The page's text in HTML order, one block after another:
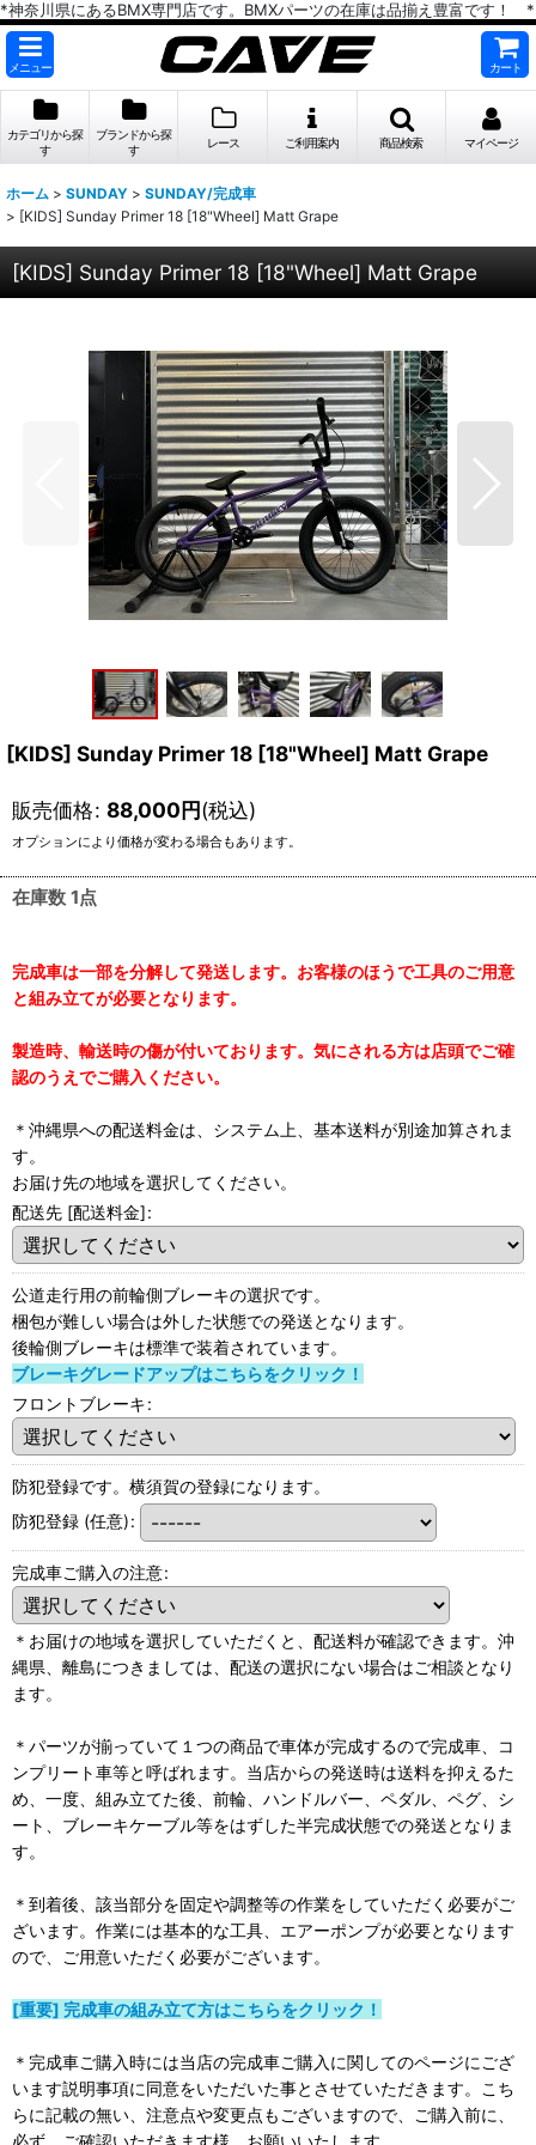
*神奈川県にあるBMX専門店です。BMXパーツの在庫は品揃え豊富です！ *
メニュー カート
カテゴリから探
す
ブランドから探
す
レース ご利用案内 商品検索 マイページ
ホーム > SUNDAY > SUNDAY/完成車
> [KIDS] Sunday Primer 18 [18"Wheel] Matt Grape
[KIDS] Sunday Primer 18 [18"Wheel] Matt Grape
[KIDS] Sunday Primer 18 [18"Wheel] Matt Grape
販売価格: 88,000円(税込)
オプションにより価格が変わる場合もあります。
在庫数 1点
完成車は一部を分解して発送します。お客様のほうで工具のご用意
と組み立てが必要となります。
製造時、輸送時の傷が付いております。気にされる方は店頭でご確
認のうえでご購入ください。
＊沖縄県への配送料金は、システム上、基本送料が別途加算されま
す。
お届け先の地域を選択してください。
配送先 [配送料金]:
公道走行用の前輪側ブレーキの選択です。
梱包が難しい場合は外した状態での発送となります。
後輪側ブレーキは標準で装着されています。
ブレーキグレードアップはこちらをクリック！
フロントブレーキ:
防犯登録です。横須賀の登録になります。
防犯登録 (任意):
完成車ご購入の注意:
＊お届けの地域を選択していただくと、配送料が確認できます。沖
縄県、離島につきましては、配送の選択にない場合はご相談となり
ます。
＊パーツが揃っていて１つの商品で車体が完成するので完成車、コ
ンプリート車等と呼ばれます。当店からの発送時は送料を抑えるた
め、一度、組み立てた後、前輪、ハンドルバー、ペダル、ペグ、シ
ート、ブレーキケーブル等をはずした半完成状態での発送となりま
す。
＊到着後、該当部分を固定や調整等の作業をしていただく必要がご
ざいます。作業には基本的な工具、エアーポンプが必要となります
ので、ご用意いただく必要がございます。
[重要] 完成車の組み立て方はこちらをクリック！
＊完成車ご購入時には当店の完成車ご購入に関してのページにござ
います説明事項に同意をいただいた事とさせていただきます。こち
らに記載の無い、注意点や変更点もございますので、ご購入前に、
必ず、ご確認いただきます様、お願いいたします。